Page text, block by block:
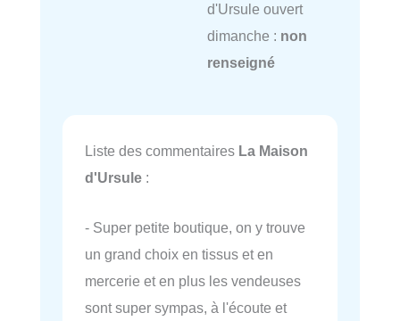
d'Ursule ouvert
dimanche : non
renseigné
Liste des commentaires La Maison
d'Ursule :
- Super petite boutique, on y trouve
un grand choix en tissus et en
mercerie et en plus les vendeuses
sont super sympas, à l'écoute et